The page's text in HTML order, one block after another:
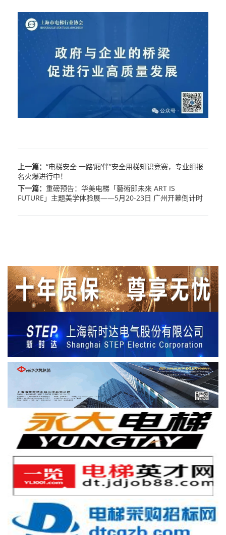
上一篇： “电梯安全 一路‘厢’伴”安全用梯知识竞赛，专业组报
名火爆进行中！
下一篇： 重磅预告：华美电梯「藝術即未來 ART IS
FUTURE」主题美学体验展——5月20-23日 广州开幕倒计时